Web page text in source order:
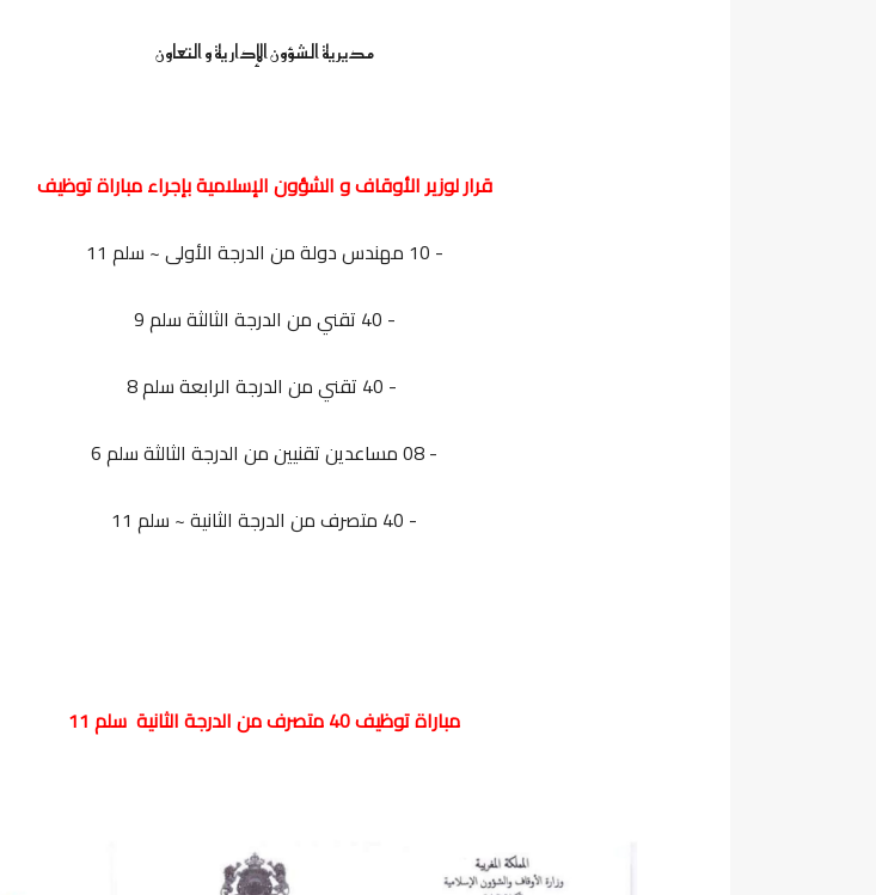
مديرية الشؤون الإدارية و التعاون
قرار لوزير الأوقاف و الشؤون الإسلامية بإجراء مباراة توظيف
- 10 مهندس دولة من الدرجة الأولى ~ سلم 11
- 40 تقني من الدرجة الثالثة سلم 9
- 40 تقني من الدرجة الرابعة سلم 8
- 08 مساعدين تقنيين من الدرجة الثالثة سلم 6
- 40 متصرف من الدرجة الثانية ~ سلم 11
مباراة توظيف 40 متصرف من الدرجة الثانية سلم 11